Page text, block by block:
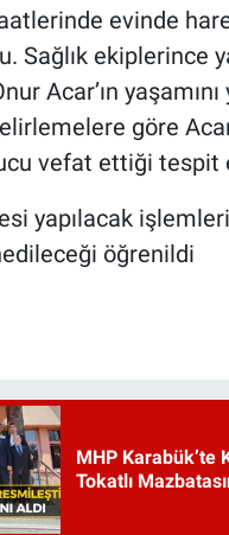
evinde
Sağlık ekiplerince
Acar’ın
göre
vefat ettiği tespit
yapılacak
öğrenildi
MHP Karabük’te
Tokatlı